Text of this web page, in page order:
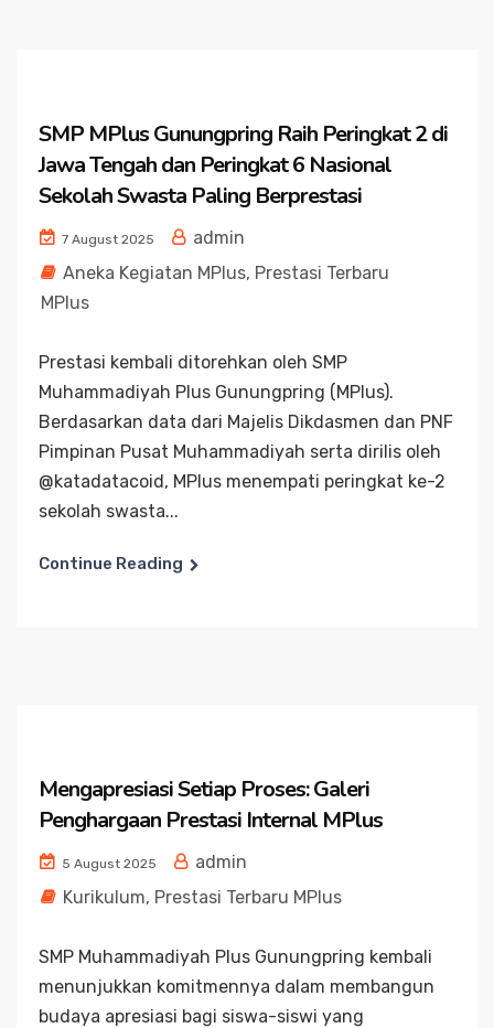
SMP MPlus Gunungpring Raih Peringkat 2 di
Jawa Tengah dan Peringkat 6 Nasional
Sekolah Swasta Paling Berprestasi
7 August 2025
admin
Aneka Kegiatan MPlus, Prestasi Terbaru
MPlus
Prestasi kembali ditorehkan oleh SMP
Muhammadiyah Plus Gunungpring (MPlus).
Berdasarkan data dari Majelis Dikdasmen dan PNF
Pimpinan Pusat Muhammadiyah serta dirilis oleh
@katadatacoid, MPlus menempati peringkat ke-2
sekolah swasta...
Continue Reading
Mengapresiasi Setiap Proses: Galeri
Penghargaan Prestasi Internal MPlus
5 August 2025
admin
Kurikulum, Prestasi Terbaru MPlus
SMP Muhammadiyah Plus Gunungpring kembali
menunjukkan komitmennya dalam membangun
budaya apresiasi bagi siswa-siswi yang